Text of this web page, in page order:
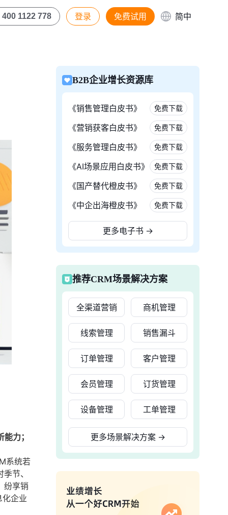
400 1122 778 登录 免费试用 简中
力；
系统若
节、
纷享销
企业
B2B企业增长资源库
《销售管理白皮书》 免费下载
《营销获客白皮书》 免费下载
《服务管理白皮书》 免费下载
《AI场景应用白皮书》 免费下载
《国产替代橙皮书》 免费下载
《中企出海橙皮书》 免费下载
更多电子书 →
推荐CRM场景解决方案
全渠道营销 商机管理
线索管理 销售漏斗
订单管理 客户管理
会员管理 订货管理
设备管理 工单管理
更多场景解决方案 →